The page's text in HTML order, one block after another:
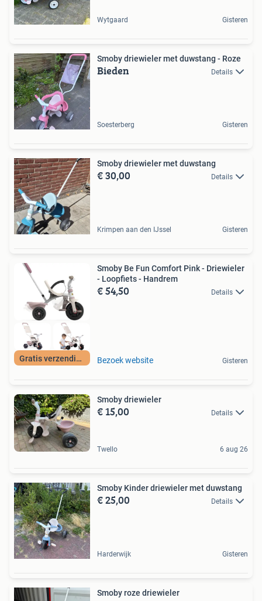
Wytgaard Gisteren
Smoby driewieler met duwstang - Roze
Bieden Details
Soesterberg Gisteren
Smoby driewieler met duwstang
€ 30,00 Details
Krimpen aan den IJssel Gisteren
Gratis verzending
Smoby Be Fun Comfort Pink - Driewieler
- Loopfiets - Handrem
€ 54,50 Details
Bezoek website Gisteren
Smoby driewieler
€ 15,00 Details
Twello 6 aug 26
Smoby Kinder driewieler met duwstang
€ 25,00 Details
Harderwijk Gisteren
Smoby roze driewieler